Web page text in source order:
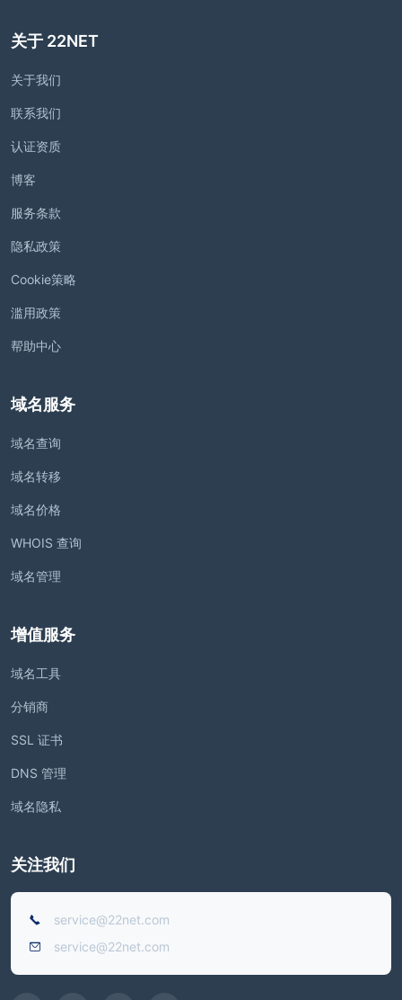
关于 22NET
关于我们
联系我们
认证资质
博客
服务条款
隐私政策
Cookie策略
滥用政策
帮助中心
域名服务
域名查询
域名转移
域名价格
WHOIS 查询
域名管理
增值服务
域名工具
分销商
SSL 证书
DNS 管理
域名隐私
关注我们
service@22net.com
service@22net.com